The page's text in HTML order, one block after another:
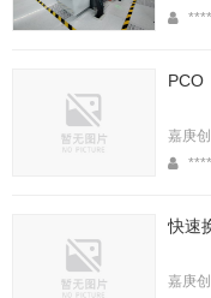
****
PCO
嘉庚
****
快速
嘉庚